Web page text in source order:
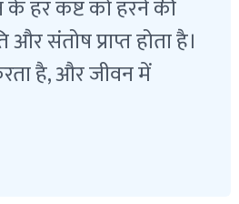
के हर कष्ट को हरने की
संतोष प्राप्त होता है।
है, और जीवन में